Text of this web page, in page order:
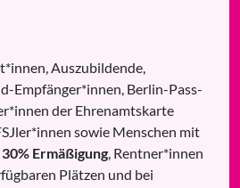
Auszubildende,
Empfänger*innen, Berlin-Pass-
der Ehrenamtskarte
sowie Menschen mit
30% Ermäßigung , Rentner*innen
Plätzen und bei